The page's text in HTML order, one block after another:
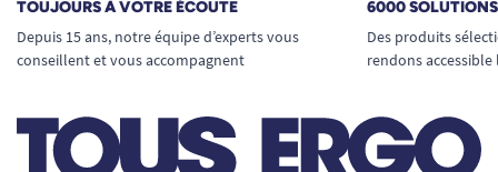
point à un autre, sans effort.
Des finitions soignées, pour un
Largeur : 10,5 cm
Hauteur : 23 cm : couvre entièrement la
TOUJOURS À VOTRE ÉCOUTE
Depuis 15 ans, notre équipe d’experts vous
conseillent et vous accompagnent
6000
Des produits
rendons